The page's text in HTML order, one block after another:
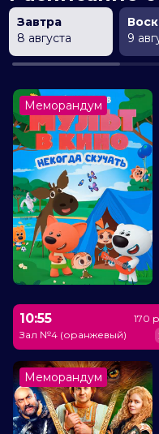
Завтра
8 августа
9
Меморандум
10:55
Зал №4 (оранжевый)
170
Меморандум